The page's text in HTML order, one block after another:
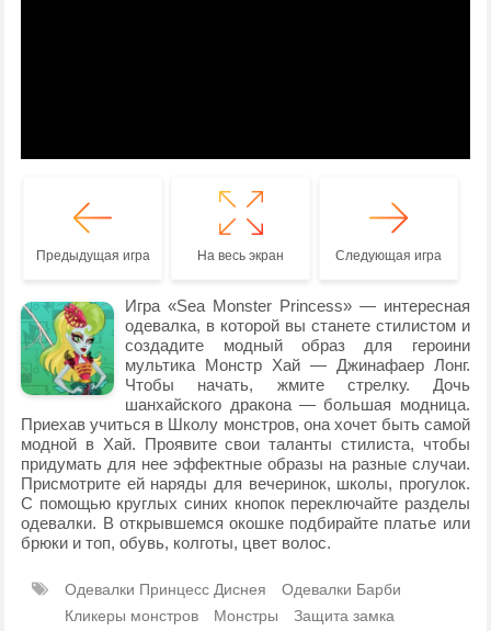
Предыдущая игра На весь экран Следующая игра
Игра «Sea Monster Princess» — интересная
одевалка, в которой вы станете стилистом и
создадите модный образ для героини
мультика Монстр Хай — Джинафаер Лонг.
Чтобы начать, жмите стрелку. Дочь
шанхайского дракона — большая модница.
Приехав учиться в Школу монстров, она хочет быть самой
модной в Хай. Проявите свои таланты стилиста, чтобы
придумать для нее эффектные образы на разные случаи.
Присмотрите ей наряды для вечеринок, школы, прогулок.
С помощью круглых синих кнопок переключайте разделы
одевалки. В открывшемся окошке подбирайте платье или
брюки и топ, обувь, колготы, цвет волос.
Одевалки Принцесс Диснея
Одевалки Барби
Кликеры монстров
Монстры
Защита замка